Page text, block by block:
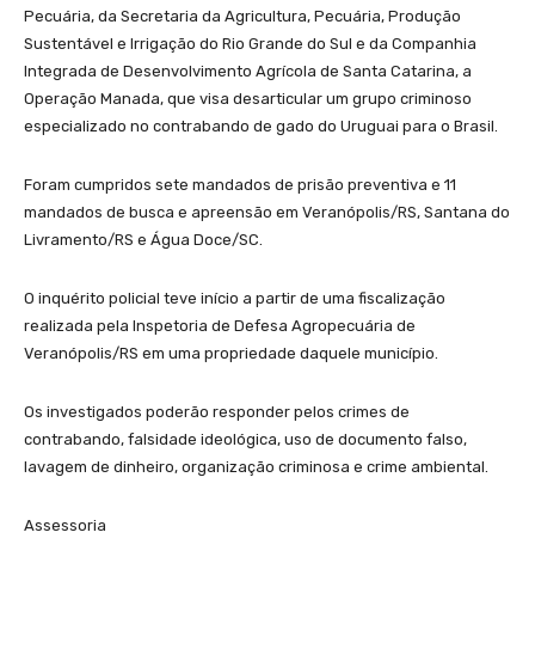
Pecuária, da Secretaria da Agricultura, Pecuária, Produção
Sustentável e Irrigação do Rio Grande do Sul e da Companhia
Integrada de Desenvolvimento Agrícola de Santa Catarina, a
Operação Manada, que visa desarticular um grupo criminoso
especializado no contrabando de gado do Uruguai para o Brasil.
Foram cumpridos sete mandados de prisão preventiva e 11
mandados de busca e apreensão em Veranópolis/RS, Santana do
Livramento/RS e Água Doce/SC.
O inquérito policial teve início a partir de uma fiscalização
realizada pela Inspetoria de Defesa Agropecuária de
Veranópolis/RS em uma propriedade daquele município.
Os investigados poderão responder pelos crimes de
contrabando, falsidade ideológica, uso de documento falso,
lavagem de dinheiro, organização criminosa e crime ambiental.
Assessoria